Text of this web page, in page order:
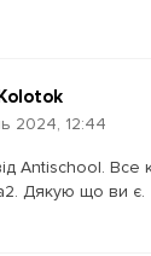
2024, 12:44
Antischool. Все
Дякую що ви є.